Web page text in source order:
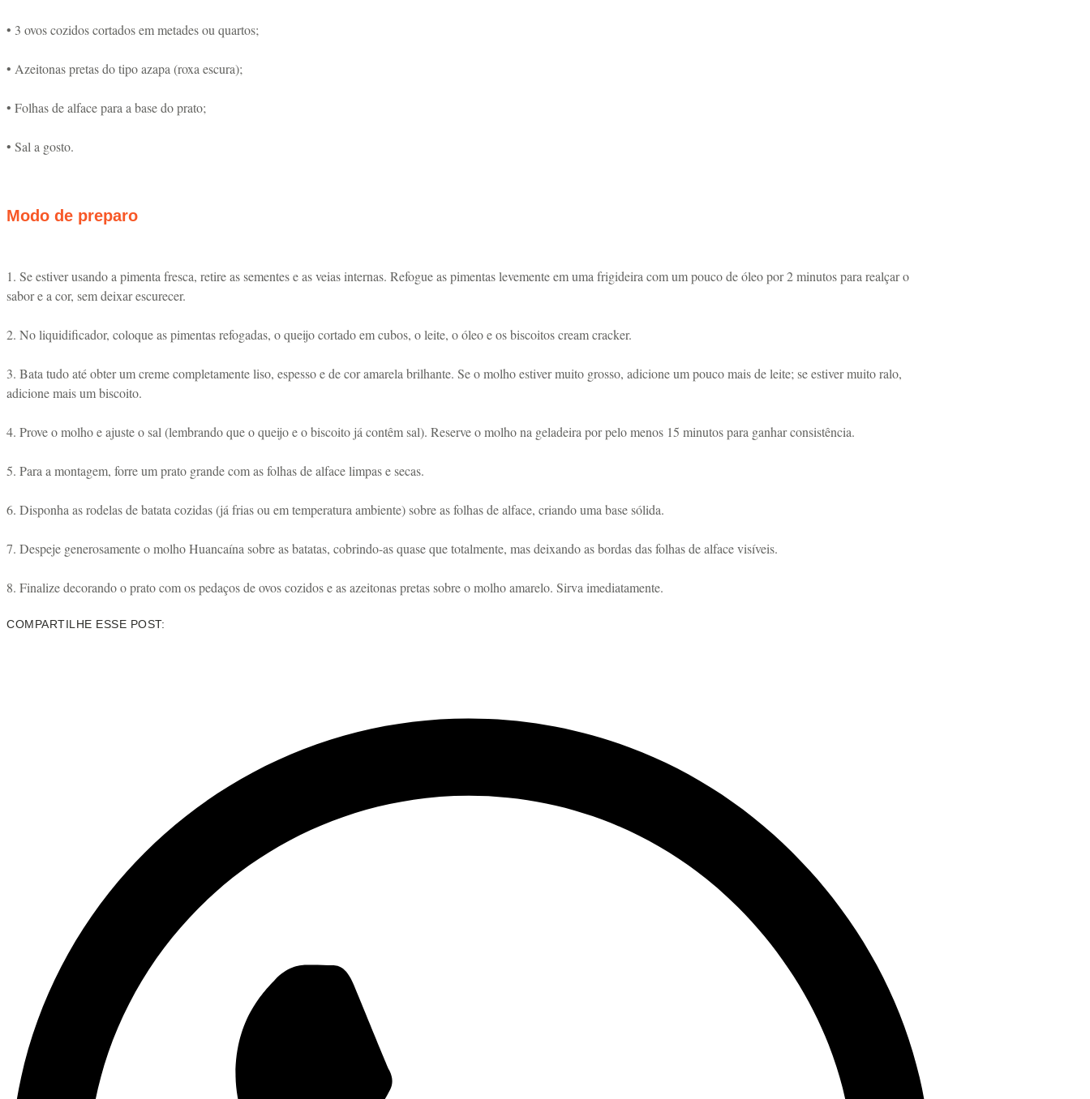
• 3 ovos cozidos cortados em metades ou quartos;
• Azeitonas pretas do tipo azapa (roxa escura);
• Folhas de alface para a base do prato;
• Sal a gosto.
Modo de preparo
1. Se estiver usando a pimenta fresca, retire as sementes e as veias internas. Refogue as pimentas levemente em uma frigideira com um pouco de óleo por 2 minutos para realçar o
sabor e a cor, sem deixar escurecer.
2. No liquidificador, coloque as pimentas refogadas, o queijo cortado em cubos, o leite, o óleo e os biscoitos cream cracker.
3. Bata tudo até obter um creme completamente liso, espesso e de cor amarela brilhante. Se o molho estiver muito grosso, adicione um pouco mais de leite; se estiver muito ralo,
adicione mais um biscoito.
4. Prove o molho e ajuste o sal (lembrando que o queijo e o biscoito já contêm sal). Reserve o molho na geladeira por pelo menos 15 minutos para ganhar consistência.
5. Para a montagem, forre um prato grande com as folhas de alface limpas e secas.
6. Disponha as rodelas de batata cozidas (já frias ou em temperatura ambiente) sobre as folhas de alface, criando uma base sólida.
7. Despeje generosamente o molho Huancaína sobre as batatas, cobrindo-as quase que totalmente, mas deixando as bordas das folhas de alface visíveis.
8. Finalize decorando o prato com os pedaços de ovos cozidos e as azeitonas pretas sobre o molho amarelo. Sirva imediatamente.
COMPARTILHE ESSE POST: